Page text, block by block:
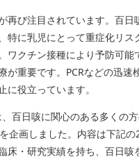
PICK UP CONTENTS
再び注目されています。百日
特に乳児にとって重症化リス
ワクチン接種により予防可能
が重要です。PCRなどの迅速
に役立っています。
、百日咳に関心のある多くの
企画しました。内容は下記の
床・研究実績を持ち、百日咳